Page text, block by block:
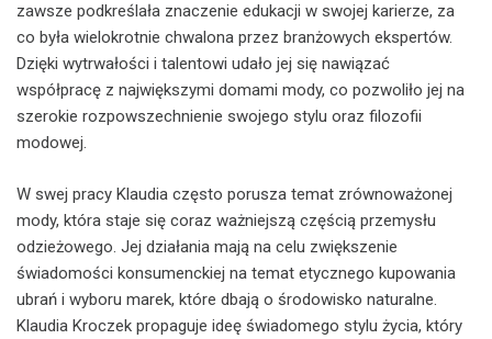
zawsze podkreślała znaczenie edukacji w swojej karierze, za
co była wielokrotnie chwalona przez branżowych ekspertów.
Dzięki wytrwałości i talentowi udało jej się nawiązać
współpracę z największymi domami mody, co pozwoliło jej na
szerokie rozpowszechnienie swojego stylu oraz filozofii
modowej.
W swej pracy Klaudia często porusza temat zrównoważonej
mody, która staje się coraz ważniejszą częścią przemysłu
odzieżowego. Jej działania mają na celu zwiększenie
świadomości konsumenckiej na temat etycznego kupowania
ubrań i wyboru marek, które dbają o środowisko naturalne.
Klaudia Kroczek propaguje ideę świadomego stylu życia, który